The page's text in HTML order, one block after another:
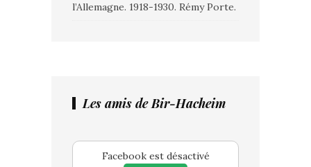
l’Allemagne. 1918-1930. Rémy Porte.
Les amis de Bir-Hacheim
Facebook est désactivé